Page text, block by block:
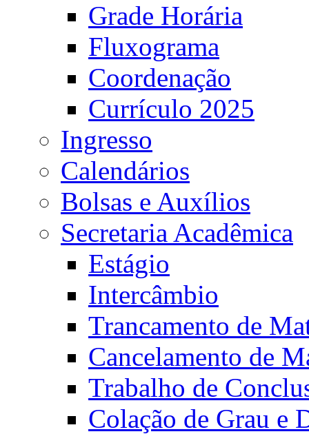
Grade Horária
Fluxograma
Coordenação
Currículo 2025
Ingresso
Calendários
Bolsas e Auxílios
Secretaria Acadêmica
Estágio
Intercâmbio
Trancamento de
Cancelamento de
Trabalho de
Colação de Grau e